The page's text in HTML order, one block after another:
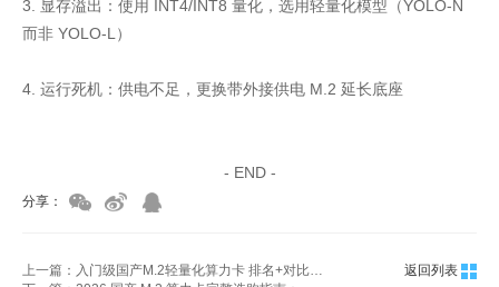
3. 显存溢出：使用 INT4/INT8 量化，选用轻量化模型（YOLO-N
而非 YOLO-L）
4. 运行死机：供电不足，更换带外接供电 M.2 延长底座
- END -
分享：
返回列表